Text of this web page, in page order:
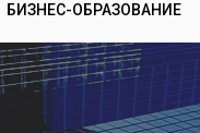
БИЗНЕС-ОБРАЗОВАНИЕ